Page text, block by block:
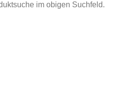
im obigen Suchfeld.